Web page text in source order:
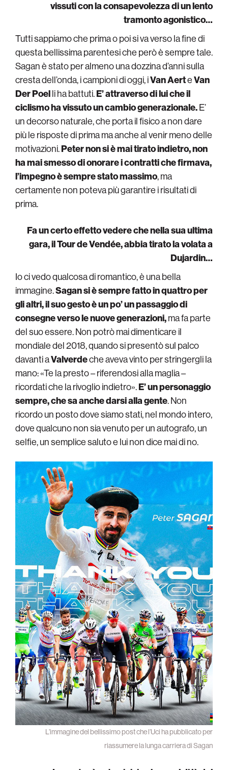
vissuti con la consapevolezza di un lento
tramonto agonistico…
Tutti sappiamo che prima o poi si va verso la fine di
questa bellissima parentesi che però è sempre tale.
Sagan è stato per almeno una dozzina d’anni sulla
cresta dell’onda, i campioni di oggi, iVan AerteVan
Der Poelli ha battuti.E’ attraverso di lui che il
ciclismo ha vissuto un cambio generazionale.E’
un decorso naturale, che porta il fisico a non dare
più le risposte di prima ma anche al venir meno delle
motivazioni.Peter non si è mai tirato indietro, non
ha mai smesso di onorare i contratti che firmava,
l’impegno è sempre stato massimo, ma
certamente non poteva più garantire i risultati di
prima.
Fa un certo effetto vedere che nella sua ultima
gara, il Tour de Vendée, abbia tirato la volata a
Dujardin…
Io ci vedo qualcosa di romantico, è una bella
immagine.Sagan si è sempre fatto in quattro per
gli altri, il suo gesto è un po’ un passaggio di
consegne verso le nuove generazioni,ma fa parte
del suo essere. Non potrò mai dimenticare il
mondiale del 2018, quando si presentò sul palco
davanti aValverdeche aveva vinto per stringergli la
mano: «Te la presto – riferendosi alla maglia –
ricordati che la rivoglio indietro».E’ un personaggio
sempre, che sa anche darsi alla gente. Non
ricordo un posto dove siamo stati, nel mondo intero,
dove qualcuno non sia venuto per un autografo, un
selfie, un semplice saluto e lui non dice mai di no.
L’immagine del bellissimo post che l’Uci ha pubblicato per
riassumere la lunga carriera di Sagan